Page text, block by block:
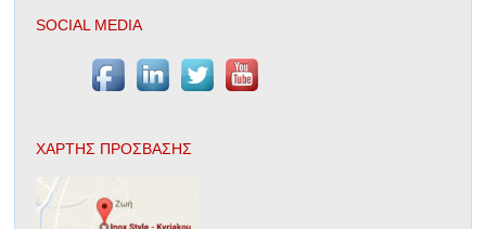
SOCIAL MEDIA
ΧΑΡΤΗΣ ΠΡΟΣΒΑΣΗΣ